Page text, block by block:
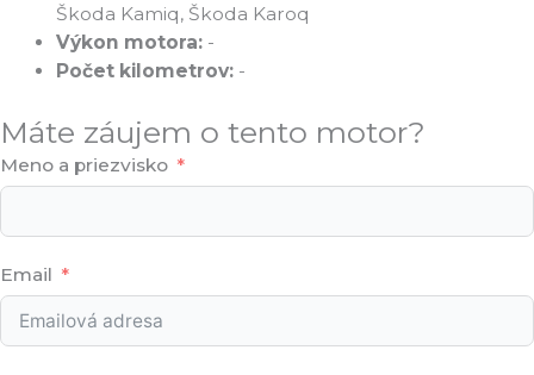
Škoda Kamiq, Škoda Karoq
Výkon motora: -
Počet kilometrov: -
Máte záujem o tento motor?
Meno a priezvisko
Email